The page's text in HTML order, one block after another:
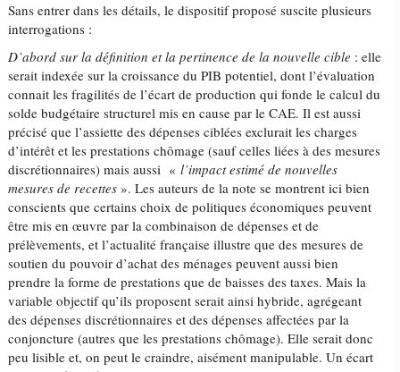
Sans entrer dans les détails, le dispositif proposé suscite plusieurs
interrogations :
D’abord sur la définition et la pertinence de la nouvelle cible : elle
serait indexée sur la croissance du PIB potentiel, dont l’évaluation
connait les fragilités de l’écart de production qui fonde le calcul du
solde budgétaire structurel mis en cause par le CAE. Il est aussi
précisé que l’assiette des dépenses ciblées exclurait les charges
d’intérêt et les prestations chômage (sauf celles liées à des mesures
discrétionnaires) mais aussi «l’impact estimé de nouvelles
mesures de recettes ». Les auteurs de la note se montrent ici bien
conscients que certains choix de politiques économiques peuvent
être mis en œuvre par la combinaison de dépenses et de
prélèvements, et l’actualité française illustre que des mesures de
soutien du pouvoir d’achat des ménages peuvent aussi bien
prendre la forme de prestations que de baisses des taxes. Mais la
variable objectif qu’ils proposent serait ainsi hybride, agrégeant
des dépenses discrétionnaires et des dépenses affectées par la
conjoncture (autres que les prestations chômage). Elle serait donc
peu lisible et, on peut le craindre, aisément manipulable. Un écart